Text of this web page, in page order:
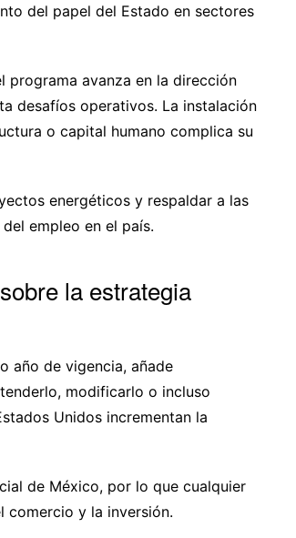
del papel del Estado en sectores
programa avanza en la dirección
desafíos operativos. La instalación
o capital humano complica su
energéticos y respaldar a las
empleo en el país.
la estrategia
año de vigencia, añade
modificarlo o incluso
Unidos incrementan la
de México, por lo que cualquier
comercio y la inversión.